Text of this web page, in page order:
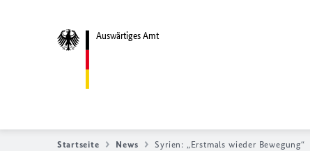
Auswärtiges Amt
Startseite News Syrien: „Erstmals wieder Bewegung“